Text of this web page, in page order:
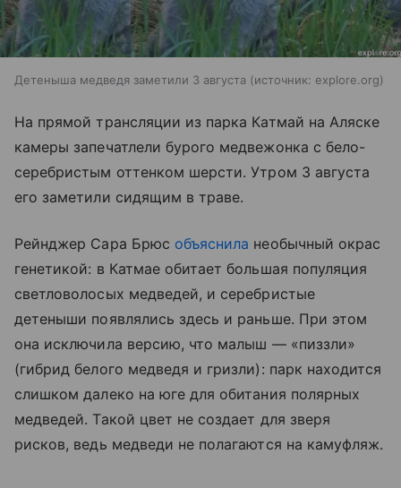
Детеныша медведя заметили 3 августа источник: explore.org
На прямой трансляции из парка Катмай на Аляске
камеры запечатлели бурого медвежонка с бело-
серебристым оттенком шерсти. Утром 3 августа
его заметили сидящим в траве.
Рейнджер Сара Брюс объяснила необычный окрас
генетикой: в Катмае обитает большая популяция
светловолосых медведей, и серебристые
детеныши появлялись здесь и раньше. При этом
она исключила версию, что малыш — «пиззли»
(гибрид белого медведя и гризли): парк находится
слишком далеко на юге для обитания полярных
медведей. Такой цвет не создает для зверя
рисков, ведь медведи не полагаются на камуфляж.